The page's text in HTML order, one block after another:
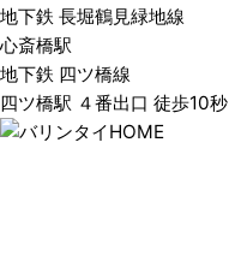
地下鉄 長堀鶴見緑地線
心斎橋駅
地下鉄 四ツ橋線
四ツ橋駅 ４番出口 徒歩10秒